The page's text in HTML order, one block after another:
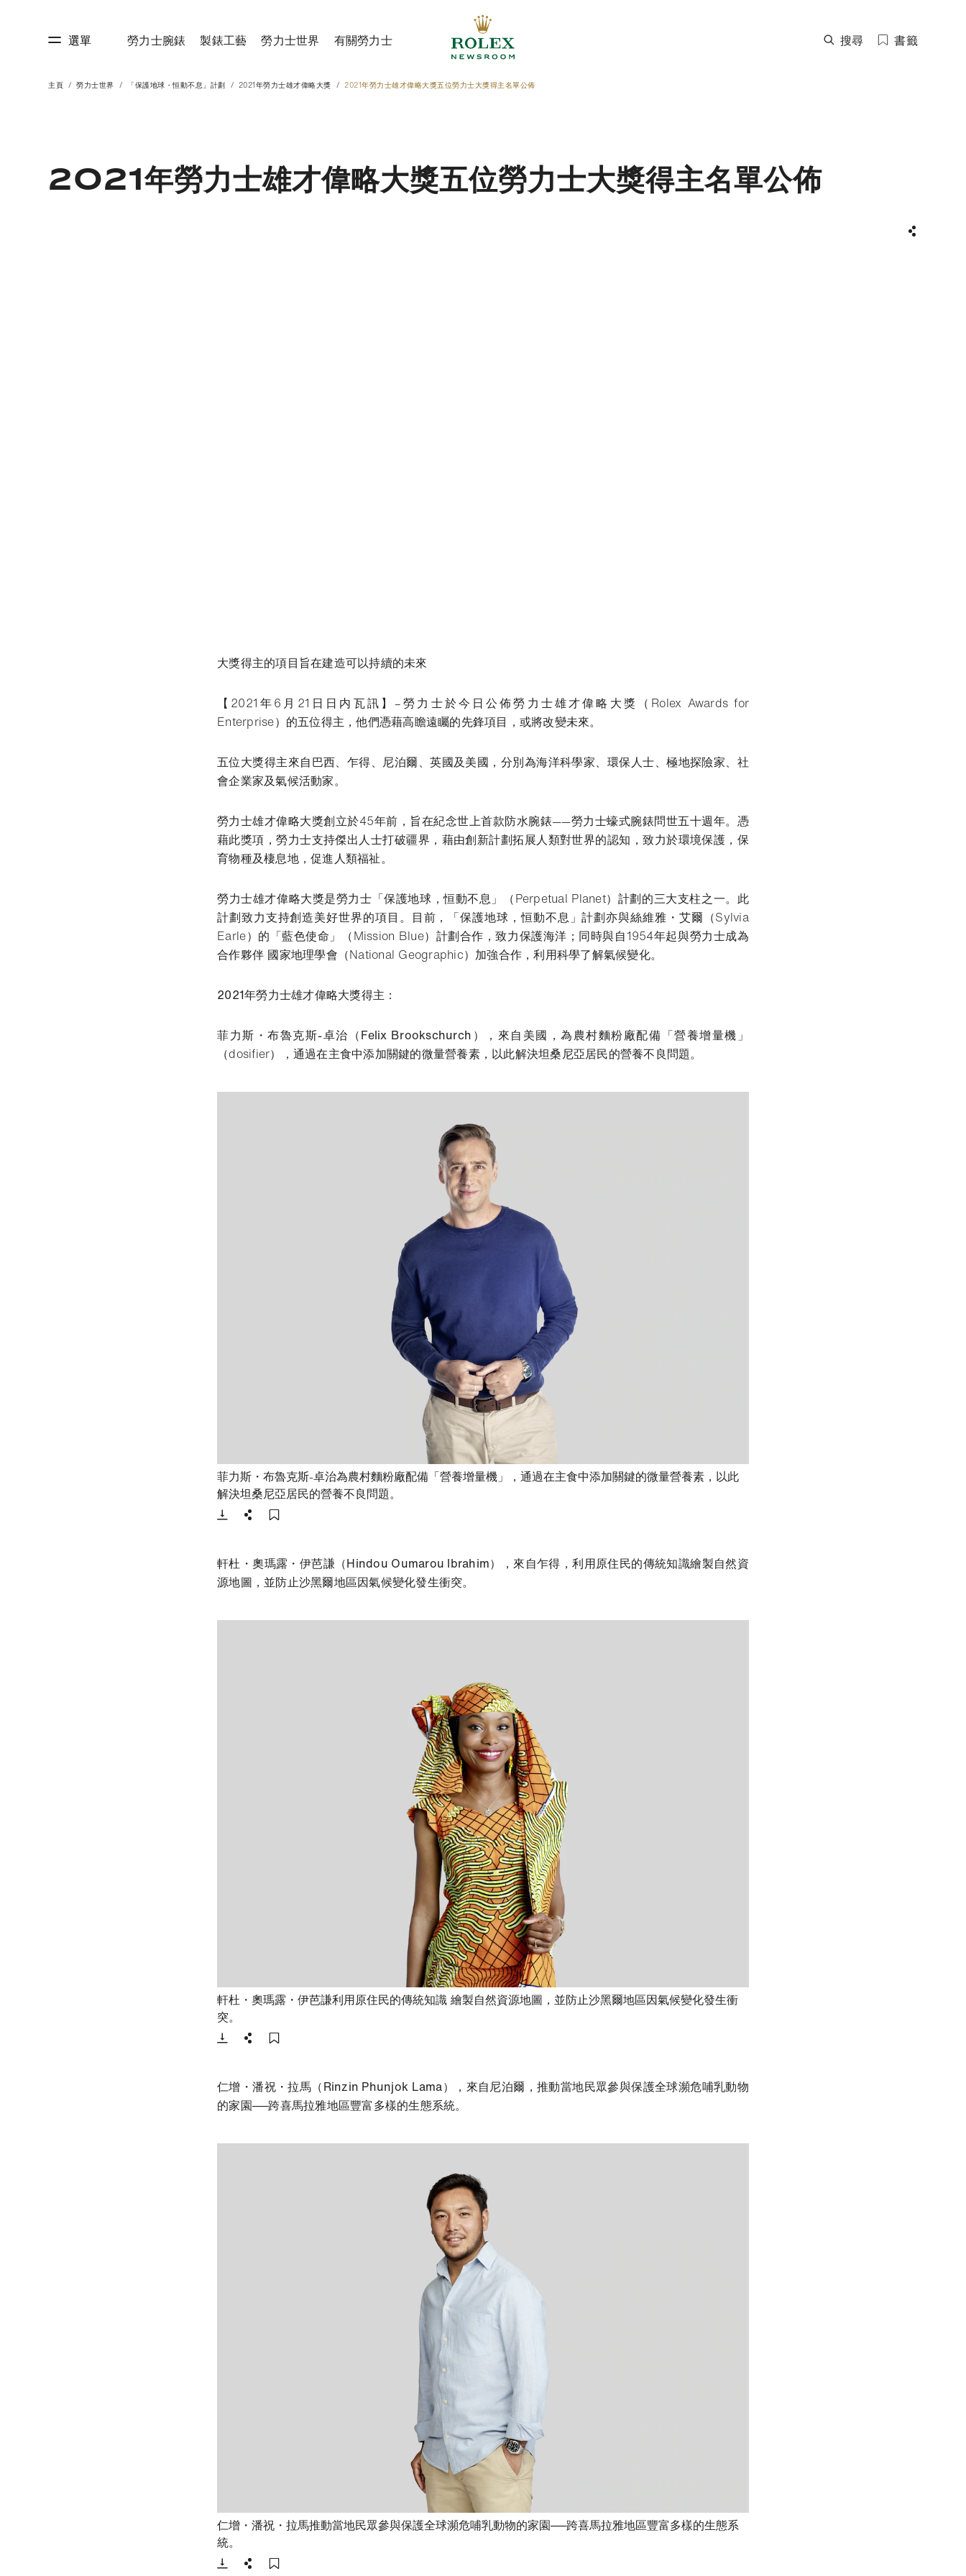
選單 勞力士腕錶 製錶工藝 勞力士世界 有關勞力士 搜尋 書籤
主頁 勞力士世界 「保護地球・恒動不息」計劃 2021年勞力士雄才偉略大獎 2021年勞力士雄才偉略大獎五位勞力士大獎得主名單公佈
2021年勞力士雄才偉略大獎五位勞力士大獎得主名單公佈
大獎得主的項目旨在建造可以持續的未來
【2021年6月21日日内瓦訊】–勞力士於今日公佈勞力士雄才偉略大獎（Rolex Awards for
Enterprise）的五位得主，他們憑藉高瞻遠矚的先鋒項目，或將改變未來。
五位大獎得主來自巴西、乍得、尼泊爾、英國及美國，分別為海洋科學家、環保人士、極地探險家、社
會企業家及氣候活動家。
勞力士雄才偉略大獎創立於45年前，旨在紀念世上首款防水腕錶——勞力士蠔式腕錶問世五十週年。憑
藉此獎項，勞力士支持傑出人士打破疆界，藉由創新計劃拓展人類對世界的認知，致力於環境保護，保
育物種及棲息地，促進人類福祉。
勞力士雄才偉略大獎是勞力士「保護地球，恒動不息」（Perpetual Planet）計劃的三大支柱之一。此
計劃致力支持創造美好世界的項目。目前，「保護地球，恒動不息」計劃亦與絲維雅・艾爾（Sylvia
Earle）的「藍色使命」（Mission Blue）計劃合作，致力保護海洋；同時與自1954年起與勞力士成為
合作夥伴 國家地理學會（National Geographic）加強合作，利用科學了解氣候變化。
2021年勞力士雄才偉略大獎得主：
菲力斯・布魯克斯-卓治（Felix Brookschurch）
，來自美國，為農村麵粉廠配備「營養增量機」
（dosifier），通過在主食中添加關鍵的微量營養素，以此解決坦桑尼亞居民的營養不良問題。
菲力斯・布魯克斯-卓治為農村麵粉廠配備「營養增量機」，通過在主食中添加關鍵的微量營養素，以此
解決坦桑尼亞居民的營養不良問題。
下載
分享
軒杜・奧瑪露・伊芭謙（Hindou Oumarou Ibrahim）
，來自乍得，利用原住民的傳統知識繪製自然資
源地圖，並防止沙黑爾地區因氣候變化發生衝突。
軒杜・奧瑪露・伊芭謙利用原住民的傳統知識 繪製自然資源地圖，並防止沙黑爾地區因氣候變化發生衝
突。
下載
分享
仁增・潘祝・拉馬（Rinzin Phunjok Lama）
，來自尼泊爾，推動當地民眾參與保護全球瀕危哺乳動物
的家園──跨喜馬拉雅地區豐富多樣的生態系統。
仁增・潘祝・拉馬推動當地民眾參與保護全球瀕危哺乳動物的家園──跨喜馬拉雅地區豐富多樣的生態系
統。
下載
分享